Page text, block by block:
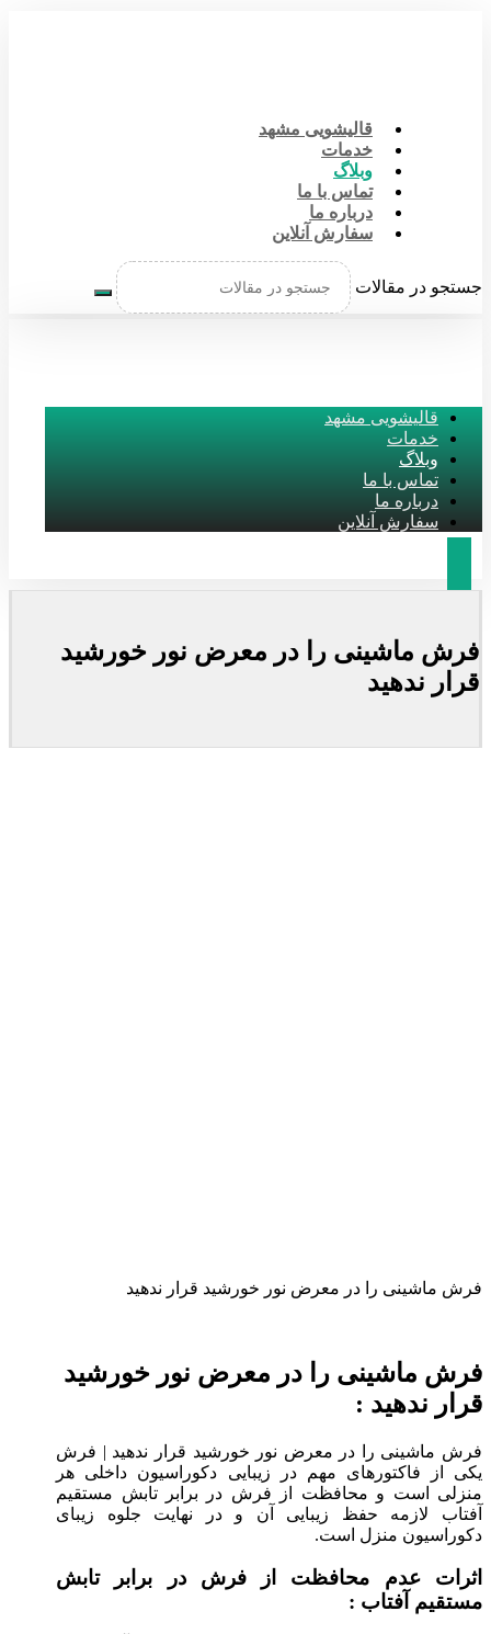
قالیشویی مشهد
خدمات
وبلاگ
تماس با ما
درباره ما
سفارش آنلاین
جستجو در مقالات
قالیشویی مشهد
خدمات
وبلاگ
تماس با ما
درباره ما
سفارش آنلاین
فرش ماشینی را در معرض نور خورشید
قرار ندهید
فرش ماشینی را در معرض نور خورشید قرار ندهید
فرش ماشینی را در معرض نور خورشید
قرار ندهید :
فرش ماشینی را در معرض نور خورشید قرار ندهید | فرش
یکی از فاکتورهای مهم در زیبایی دکوراسیون داخلی هر
منزلی است و محافظت از فرش در برابر تابش مستقیم
آفتاب لازمه حفظ زیبایی آن و در نهایت جلوه زیبای
دکوراسیون منزل است.
اثرات عدم محافظت از فرش در برابر تابش
مستقیم آفتاب :